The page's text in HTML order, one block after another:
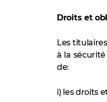
Droits et
Les
à la
de:
i) les droits